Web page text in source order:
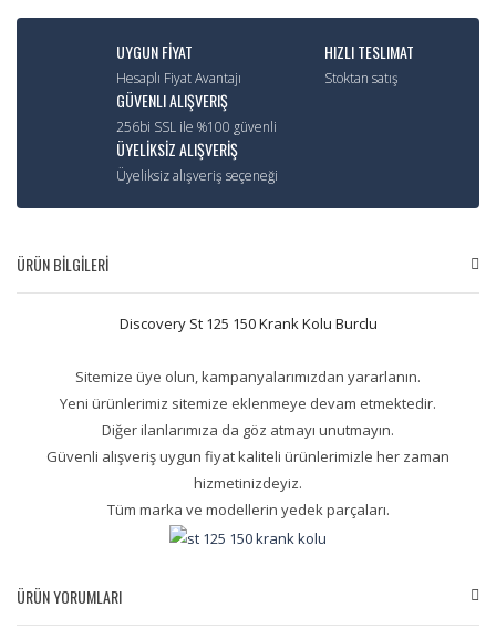
UYGUN FİYAT
Hesaplı Fiyat Avantajı
HIZLI TESLIMAT
Stoktan satış
GÜVENLI ALIŞVERIŞ
256bi SSL ile %100 güvenli
ÜYELİKSİZ ALIŞVERİŞ
Üyeliksiz alışveriş seçeneği
ÜRÜN BİLGİLERİ
Discovery St 125 150 Krank Kolu Burclu
Sitemize üye olun, kampanyalarımızdan yararlanın.
Yeni ürünlerimiz sitemize eklenmeye devam etmektedir.
Diğer ilanlarımıza da göz atmayı unutmayın.
Güvenli alışveriş uygun fiyat kaliteli ürünlerimizle her zaman
hizmetinizdeyiz.
Tüm marka ve modellerin yedek parçaları.
ÜRÜN YORUMLARI